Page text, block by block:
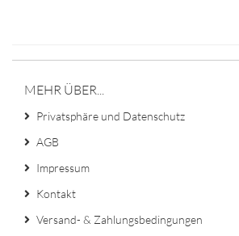
MEHR ÜBER...
Privatsphäre und Datenschutz
AGB
Impressum
Kontakt
Versand- & Zahlungsbedingungen